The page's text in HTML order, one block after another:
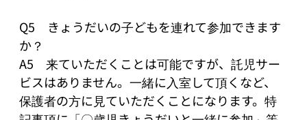
Q5　きょうだいの子どもを連れて参加できます
か？
A5　来ていただくことは可能ですが、託児サー
ビスはありません。一緒に入室して頂くなど、
保護者の方に見ていただくことになります。特